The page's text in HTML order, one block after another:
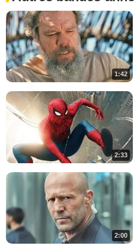
1:42
2:33
2:00